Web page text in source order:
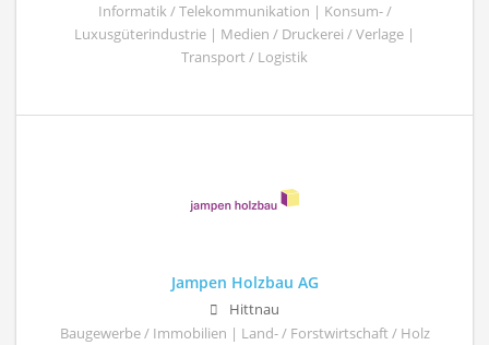
Informatik / Telekommunikation | Konsum- /
Luxusgüterindustrie | Medien / Druckerei / Verlage |
Transport / Logistik
Jampen Holzbau AG
Hittnau
Baugewerbe / Immobilien | Land- / Forstwirtschaft / Holz